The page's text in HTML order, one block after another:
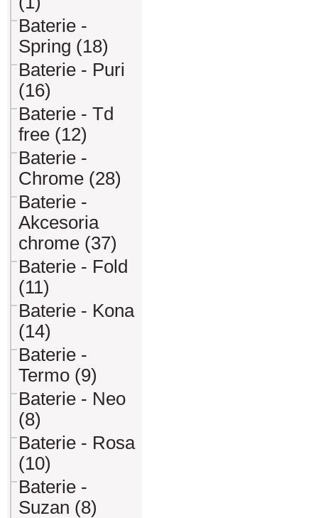
Baterie -
Spring (18)
Baterie - Puri
(16)
Baterie - Td
free (12)
Baterie -
Chrome (28)
Baterie -
Akcesoria
chrome (37)
Baterie - Fold
(11)
Baterie - Kona
(14)
Baterie -
Termo (9)
Baterie - Neo
(8)
Baterie - Rosa
(10)
Baterie -
Suzan (8)